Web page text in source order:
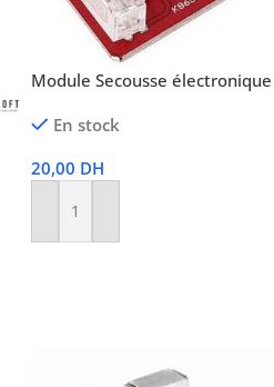
Module Secousse électronique
En stock
20,00 DH
Ajouter Au Panier